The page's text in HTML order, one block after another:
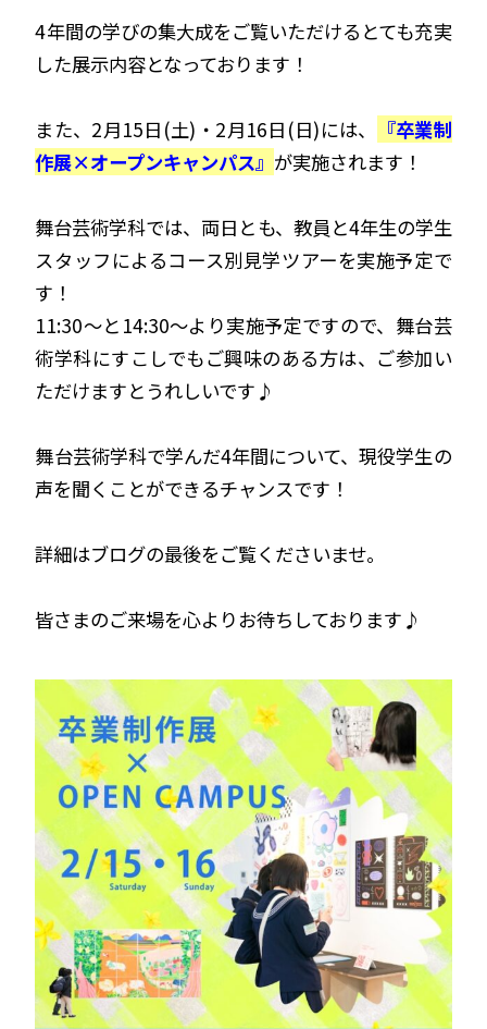
4年間の学びの集大成をご覧いただけるとても充実
した展示内容となっております！
また、2月15日(土)・2月16日(日)には、
『卒業制
作展×オープンキャンパス』 が実施されます！
舞台芸術学科では、両日とも、教員と4年生の学生
スタッフによるコース別見学ツアーを実施予定で
す！
11:30～と14:30～より実施予定ですので、舞台芸
術学科にすこしでもご興味のある方は、ご参加い
ただけますとうれしいです♪
舞台芸術学科で学んだ4年間について、現役学生の
声を聞くことができるチャンスです！
詳細はブログの最後をご覧くださいませ。
皆さまのご来場を心よりお待ちしております♪